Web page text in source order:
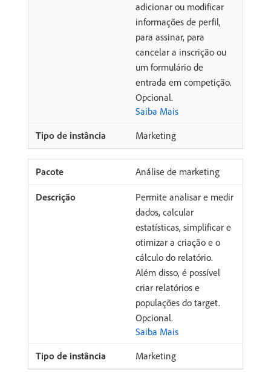
adicionar ou modificar
informações de perfil,
para assinar, para
cancelar a inscrição ou
um formulário de
entrada em competição.
Opcional.
Saiba Mais
Marketing
Análise de marketing
Permite analisar e medir
dados, calcular
estatísticas, simplificar e
otimizar a criação e o
cálculo do relatório.
Além disso, é possível
criar relatórios e
populações do target.
Opcional.
Saiba Mais
Marketing